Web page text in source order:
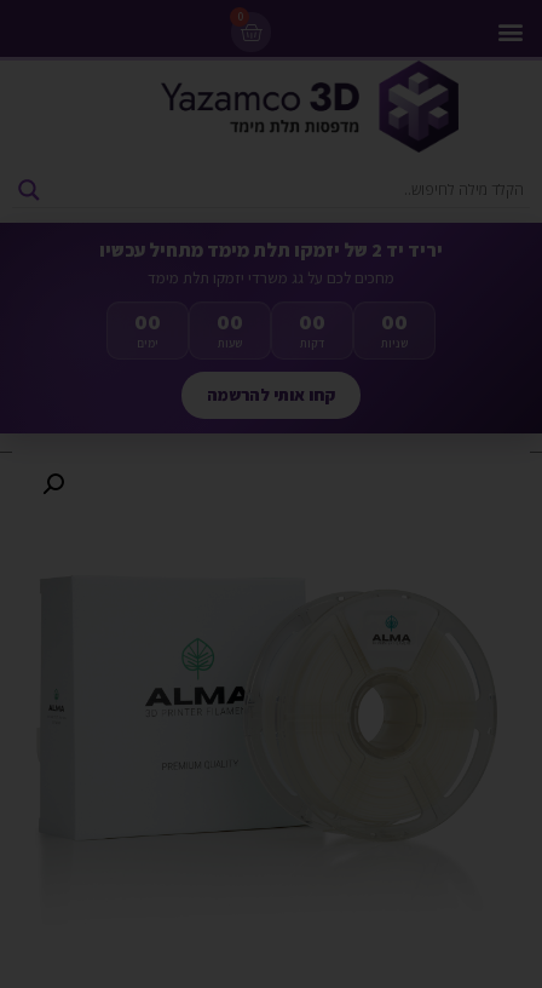
0
יריד יד 2 של יזמקו תלת מימד מתחיל עכשיו
מחכים לכם על גג משרדי יזמקו תלת מימד
00
ימים
00
שעות
00
דקות
00
שניות
קחו אותי להרשמה